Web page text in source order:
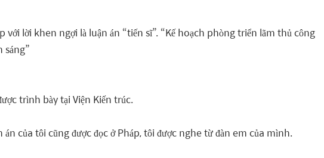
với lời khen ngợi là luận án “tiến sĩ”. “Kế hoạch phòng triển lãm thủ công
sáng”
trình bày tại Viện Kiến trúc.
của tôi cũng được đọc ở Pháp, tôi được nghe từ đàn em của mình.